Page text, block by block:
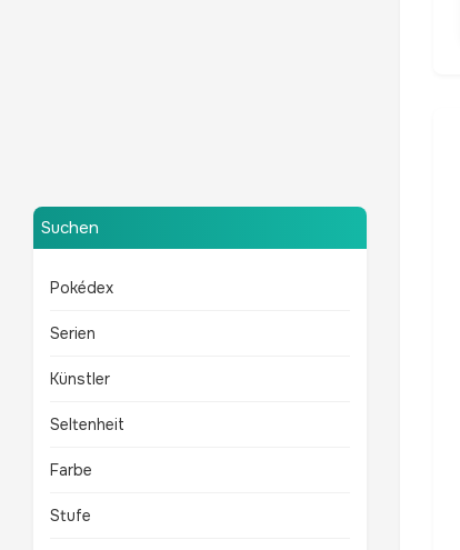
TOP 10 POKÉMON
Suchen
Pokédex
Serien
Künstler
Seltenheit
Farbe
Stufe